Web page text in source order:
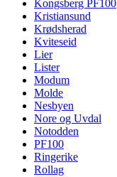
Kongsberg PF100
Kristiansund
Krødsherad
Kviteseid
Lier
Lister
Modum
Molde
Nesbyen
Nore og Uvdal
Notodden
PF100
Ringerike
Rollag